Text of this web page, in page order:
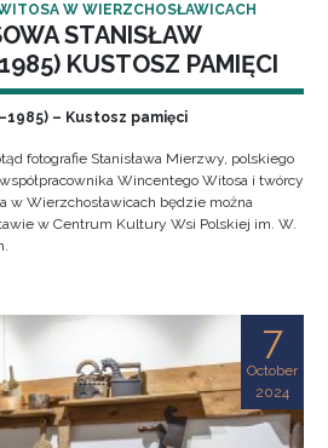
W WIERZCHOSŁAWICACH
STANISŁAW
KUSTOSZ PAMIĘCI
– Kustosz pamięci
fotografie Stanisława Mierzwy, polskiego
Wincentego Witosa i twórcy
Wierzchosławicach będzie można
w Centrum Kultury Wsi Polskiej im. W.
7
October
2024